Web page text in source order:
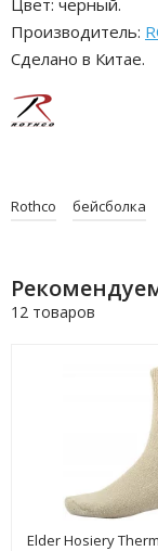
Цвет: черный.
Производитель:
Сделано в Китае.
Rothco бейсболка
12 товаров
Elder Hosiery